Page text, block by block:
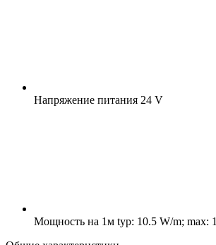
Напряжение питания 24 V
Мощность на 1м typ: 10.5 W/m; max: